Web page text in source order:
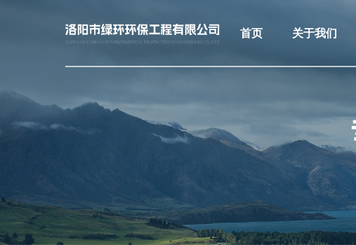
首页 关于我们